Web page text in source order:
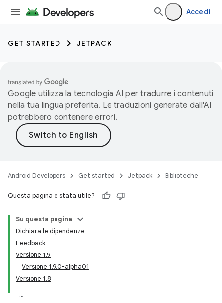
Accedi
GET STARTED JETPACK
Google utilizza la tecnologia AI per tradurre i contenuti
nella tua lingua preferita. Le traduzioni generate dall'AI
potrebbero contenere errori.
Android Developers Get started Jetpack Biblioteche
Questa pagina è stata utile?
Su questa pagina
Dichiara le dipendenze
Feedback
Versione 1.9
Versione 1.9.0-alpha01
Versione 1.8